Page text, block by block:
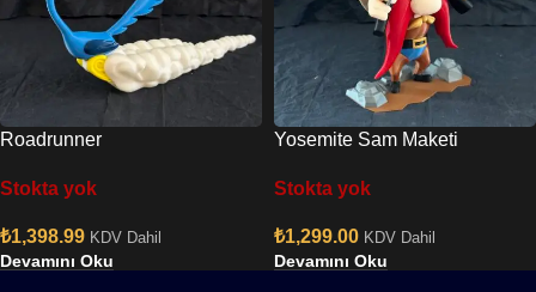
Roadrunner
Stokta yok
₺1,398.99 KDV Dahil
Devamını Oku
Yosemite Sam Maketi
Stokta yok
₺1,299.00 KDV Dahil
Devamını Oku